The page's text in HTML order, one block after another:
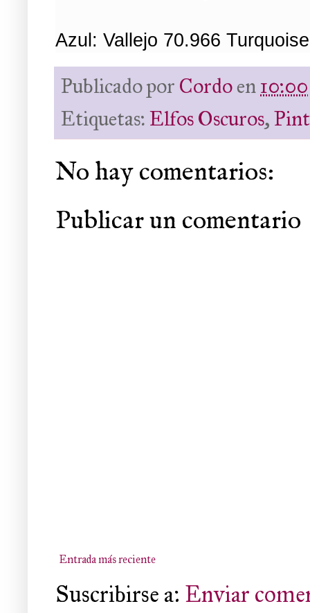
Azul: Vallejo 70.966 Turquoise
Publicado por Cordoen10:00
Etiquetas:Elfos Oscuros,
No hay comentarios:
Publicar un comentario
Entrada más reciente
Suscribirse a: Enviar